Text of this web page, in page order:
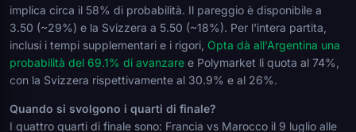
implica circa il 58% di probabilità. Il pareggio è disponibile a
3.50 (~29%) e la Svizzera a 5.50 (~18%). Per l'intera partita,
inclusi i tempi supplementari e i rigori, Opta dà all'Argentina una
probabilità del 69.1% di avanzare e Polymarket li quota al 74%,
con la Svizzera rispettivamente al 30.9% e al 26%.
Quando si svolgono i quarti di finale?
I quattro quarti di finale sono: Francia vs Marocco il 9 luglio alle